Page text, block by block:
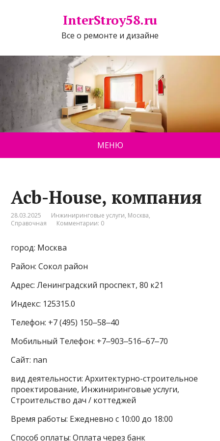
InterStroy58.ru
Все о ремонте и дизайне
МЕНЮ
Acb-House, компания
28.03.2025 Инжиниринговые услуги, Москва,
Справочная
Комментарии: 0
город: Москва
Район: Сокол район
Адрес: Ленинградский проспект, 80 к21
Индекс: 125315.0
Телефон: +7 (495) 150‒58‒40
Мобильный Телефон: +7‒903‒516‒67‒70
Сайт: nan
вид деятельности: Архитектурно-строительное
проектирование, Инжиниринговые услуги,
Строительство дач / коттеджей
Время работы: Ежедневно с 10:00 до 18:00
Способ оплаты: Оплата через банк